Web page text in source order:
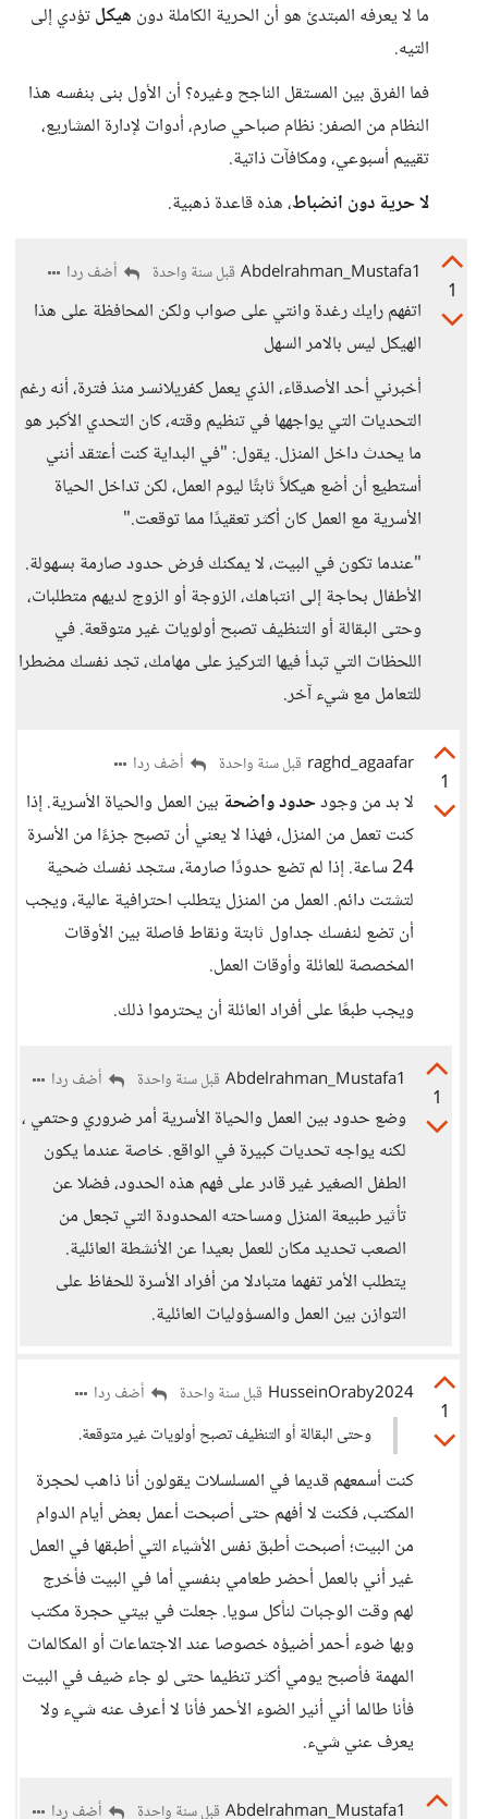
ما لا يعرفه المبتدئ هو أن الحرية الكاملة دون هيكلتؤدي إلى
التيه.
فما الفرق بين المستقل الناجح وغيره؟ أن الأول بنى بنفسه هذا
النظام من الصفر: نظام صباحي صارم، أدوات لإدارة المشاريع،
تقييم أسبوعي، ومكافآت ذاتية.
لا حرية دون انضباط، هذه قاعدة ذهبية.
1
Abdelrahman_Mustafa1 قبل سنة واحدة أضف ردا
اتفهم رايك رغدة وانتي على صواب ولكن المحافظة على هذا
الهيكل ليس بالامر السهل
أخبرني أحد الأصدقاء، الذي يعمل كفريلانسر منذ فترة، أنه رغم
التحديات التي يواجهها في تنظيم وقته، كان التحدي الأكبر هو
ما يحدث داخل المنزل. يقول: "في البداية كنت أعتقد أنني
أستطيع أن أضع هيكلاً ثابتًا ليوم العمل، لكن تداخل الحياة
الأسرية مع العمل كان أكثر تعقيدًا مما توقعت."
"عندما تكون في البيت، لا يمكنك فرض حدود صارمة بسهولة.
الأطفال بحاجة إلى انتباهك، الزوجة أو الزوج لديهم متطلبات،
وحتى البقالة أو التنظيف تصبح أولويات غير متوقعة. في
اللحظات التي تبدأ فيها التركيز على مهامك، تجد نفسك مضطرا
للتعامل مع شيء آخر.
1
raghd_agaafar قبل سنة واحدة أضف ردا
لا بد من وجودحدود واضحة بين العمل والحياة الأسرية. إذا
كنت تعمل من المنزل، فهذا لا يعني أن تصبح جزءًا من الأسرة
24 ساعة. إذا لم تضع حدودًا صارمة، ستجد نفسك ضحية
لتشتت دائم. العمل من المنزل يتطلب احترافية عالية، ويجب
أن تضع لنفسك جداول ثابتة ونقاط فاصلة بين الأوقات
المخصصة للعائلة وأوقات العمل.
ويجب طبعًا على أفراد العائلة أن يحترموا ذلك.
1
Abdelrahman_Mustafa1 قبل سنة واحدة أضف ردا
وضع حدود بين العمل والحياة الأسرية أمر ضروري وحتمي ،
لكنه يواجه تحديات كبيرة في الواقع. خاصة عندما يكون
الطفل الصغير غير قادر على فهم هذه الحدود، فضلا عن
تأثير طبيعة المنزل ومساحته المحدودة التي تجعل من
الصعب تحديد مكان للعمل بعيدا عن الأنشطة العائلية.
يتطلب الأمر تفهما متبادلا من أفراد الأسرة للحفاظ على
التوازن بين العمل والمسؤوليات العائلية.
1
HusseinOraby2024 قبل سنة واحدة
أضف ردا
وحتى البقالة أو التنظيف تصبح أولويات غير متوقعة.
كنت أسمعهم قديما في المسلسلات يقولون أنا ذاهب لحجرة
المكتب، فكنت لا أفهم حتى أصبحت أعمل بعض أيام الدوام
من البيت؛ أصبحت أطبق نفس الأشياء التي أطبقها في العمل
غير أني بالعمل أحضر طعامي بنفسي أما في البيت فأخرج
لهم وقت الوجبات لنأكل سويا. جعلت في بيتي حجرة مكتب
وبها ضوء أحمر أضيؤه خصوصا عند الاجتماعات أو المكالمات
المهمة فأصبح يومي أكثر تنظيما حتى لو جاء ضيف في البيت
فأنا طالما أني أنير الضوء الأحمر فأنا لا أعرف عنه شيء ولا
يعرف عني شيء.
Abdelrahman_Mustafa1 قبل سنة واحدة أضف ردا